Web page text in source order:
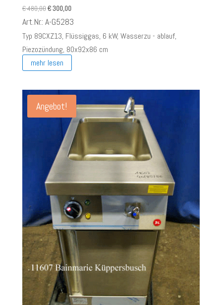
€480,00Ursprünglicher
Preis
€ 480,00
€300,00Aktueller
Preis
€ 300,00.
Art.Nr.: A-G5283
Typ 89CXZ13, Flüssiggas, 6 kW, Wasserzu - ablauf,
Piezozündung, 80x92x86 cm
mehr lesen
Angebot!